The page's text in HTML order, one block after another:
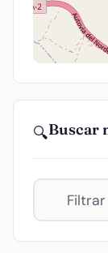
🔍Buscar